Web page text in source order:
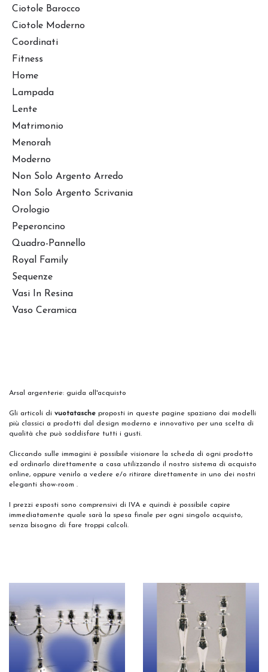
Ciotole Barocco
Ciotole Moderno
Coordinati
Fitness
Home
Lampada
Lente
Matrimonio
Menorah
Moderno
Non Solo Argento Arredo
Non Solo Argento Scrivania
Orologio
Peperoncino
Quadro-Pannello
Royal Family
Sequenze
Vasi In Resina
Vaso Ceramica
Arsal argenterie: guida all'acquisto
Gli articoli di vuotatasche proposti in queste pagine spaziano dai modelli
più classici a prodotti dal design moderno e innovativo per una scelta di
qualità che può soddisfare tutti i gusti.
Cliccando sulle immagini è possibile visionare la scheda di ogni prodotto
ed ordinarlo direttamente a casa utilizzando il nostro sistema di acquisto
online, oppure venirlo a vedere e/o ritirare direttamente in uno dei nostri
eleganti show-room .
I prezzi esposti sono comprensivi di IVA e quindi è possibile capire
immediatamente quale sarà la spesa finale per ogni singolo acquisto,
senza bisogno di fare troppi calcoli.